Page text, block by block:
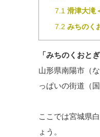
7.1 滑津大滝
7.2 みちのく
「みちのくおとぎ
山形県南陽市（
っぱいの街道（
ここでは宮城県
ょう。